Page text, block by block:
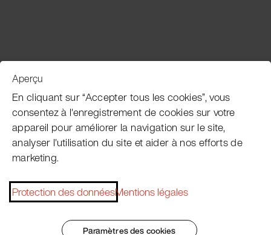
Service clientèle
Subscribe Pacojet Newsletter
Would you like to be regularly updated on news, event
Aperçu
En cliquant sur “Accepter tous les cookies”, vous
consentez à l'enregistrement de cookies sur votre
appareil pour améliorer la navigation sur le site,
analyser l'utilisation du site et aider à nos efforts de
marketing.
Protection des donnéesMentions légales
Paramètres des cookies